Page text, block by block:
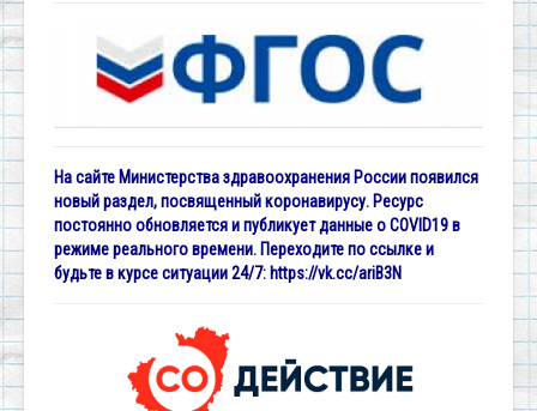
На сайте Министерства здравоохранения России появился
новый раздел, посвященный коронавирусу. Ресурс
постоянно обновляется и публикует данные о COVID19 в
режиме реального времени. Переходите по ссылке и
будьте в курсе ситуации 24/7: https://vk.cc/ariB3N